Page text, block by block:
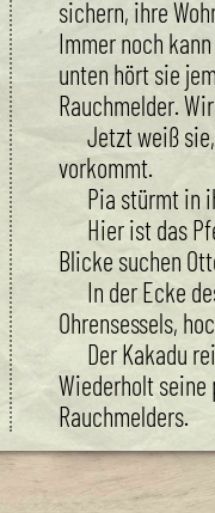
sichern, ihre
Immer noch
unten hört sie
Rauchmelder.
Jetzt weiß
vorkommt.
Pia stürmt in
Hier ist das
Blicke suchen
In der Ecke
Ohrensessels,
Der Kakadu
Wiederholt
Rauchmelders.